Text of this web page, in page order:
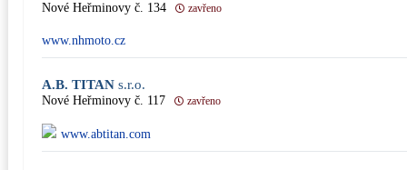
Nové Heřminovy č. 134 zavřeno
www.nhmoto.cz
A.B. TITAN s.r.o.
Nové Heřminovy č. 117 zavřeno
www.abtitan.com